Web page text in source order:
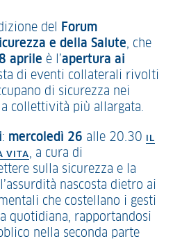
del
Forum
e della Salute, che
aprile è l’apertura ai
di eventi collaterali rivolti
di sicurezza nei
collettività più allargata.
: mercoledì 26 alle 20.30 IL
VITA, a cura di
sulla sicurezza e la
nascosta dietro ai
che costellano i gesti
quotidiana, rapportandosi
nella seconda parte